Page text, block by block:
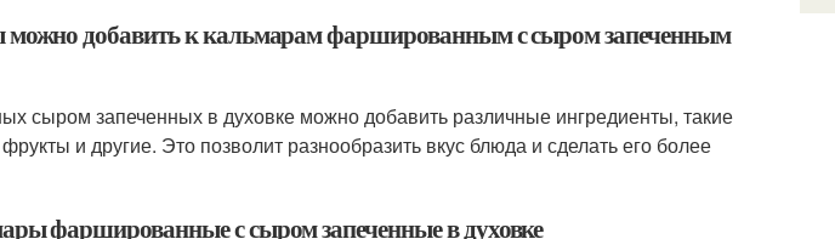
можно добавить к кальмарам фаршированным с сыром запеченным
сыром запеченных в духовке можно добавить различные ингредиенты, такие
и другие. Это позволит разнообразить вкус блюда и сделать его более
фаршированные с сыром запеченные в духовке